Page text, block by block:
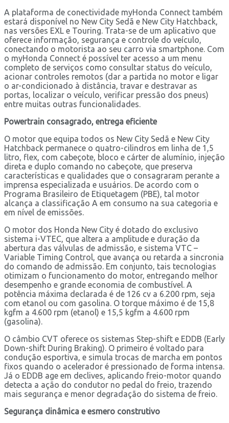
A plataforma de conectividade myHonda Connect também
estará disponível no New City Sedã e New City Hatchback,
nas versões EXL e Touring. Trata-se de um aplicativo que
oferece informação, segurança e controle do veículo,
conectando o motorista ao seu carro via smartphone. Com
o myHonda Connect é possível ter acesso a um menu
completo de serviços como consultar status do veículo,
acionar controles remotos (dar a partida no motor e ligar
o ar-condicionado à distância, travar e destravar as
portas, localizar o veículo, verificar pressão dos pneus)
entre muitas outras funcionalidades.
Powertrain consagrado, entrega eficiente
O motor que equipa todos os New City Sedã e New City
Hatchback permanece o quatro-cilindros em linha de 1,5
litro, flex, com cabeçote, bloco e cárter de alumínio, injeção
direta e duplo comando no cabeçote, que preserva
características e qualidades que o consagraram perante a
imprensa especializada e usuários. De acordo com o
Programa Brasileiro de Etiquetagem (PBE), tal motor
alcança a classificação A em consumo na sua categoria e
em nível de emissões.
O motor dos Honda New City é dotado do exclusivo
sistema i-VTEC, que altera a amplitude e duração da
abertura das válvulas de admissão, e sistema VTC –
Variable Timing Control, que avança ou retarda a sincronia
do comando de admissão. Em conjunto, tais tecnologias
otimizam o funcionamento do motor, entregando melhor
desempenho e grande economia de combustível. A
potência máxima declarada é de 126 cv a 6.200 rpm, seja
com etanol ou com gasolina. O torque máximo é de 15,8
kgfm a 4.600 rpm (etanol) e 15,5 kgfm a 4.600 rpm
(gasolina).
O câmbio CVT oferece os sistemas Step-shift e EDDB (Early
Down-shift During Braking). O primeiro é voltado para
condução esportiva, e simula trocas de marcha em pontos
fixos quando o acelerador é pressionado de forma intensa.
Já o EDDB age em declives, aplicando freio-motor quando
detecta a ação do condutor no pedal do freio, trazendo
mais segurança e menor degradação do sistema de freio.
Segurança dinâmica e esmero construtivo